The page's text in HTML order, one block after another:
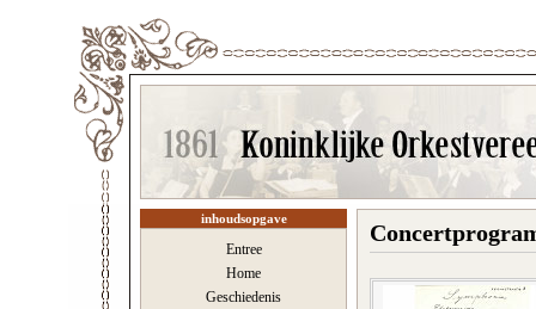
inhoudsopgave
Entree
Home
Geschiedenis